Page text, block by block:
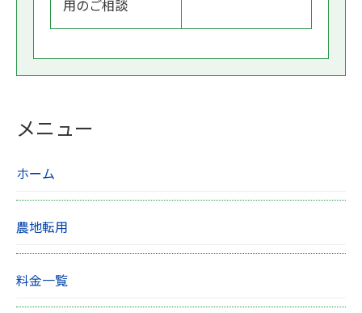
用のご相談
メニュー
ホーム
農地転用
料金一覧